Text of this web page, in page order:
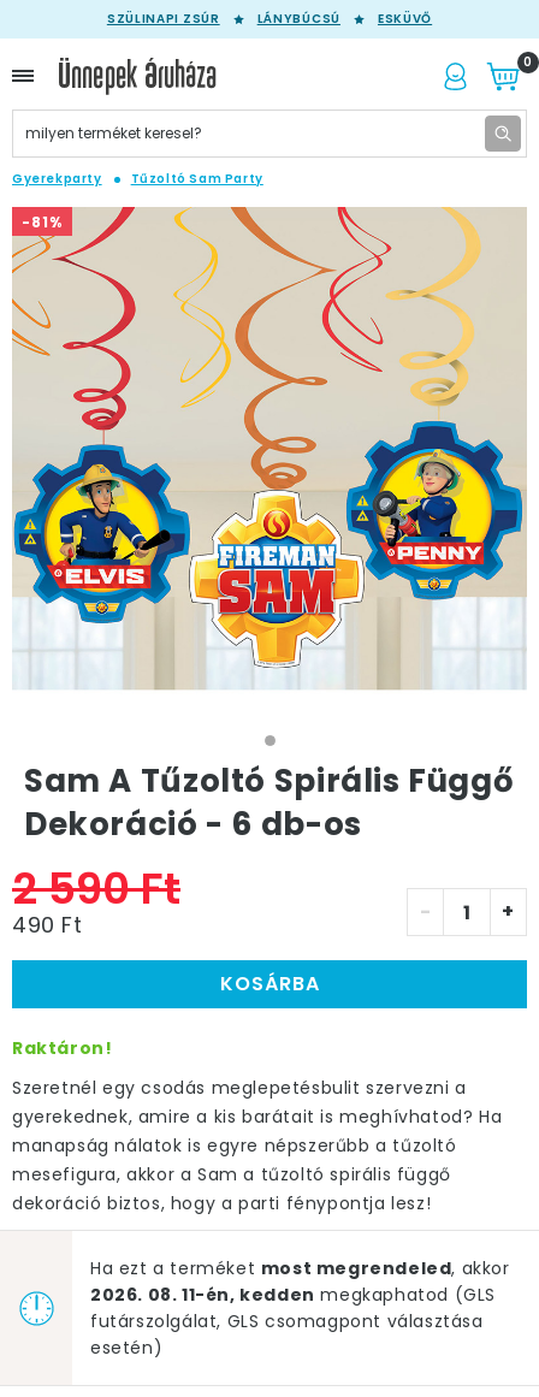
SZÜLINAPI ZSÚR LÁNYBÚCSÚ ESKÜVŐ
0
Gyerekparty Tűzoltó Sam Party
-81%
Sam A Tűzoltó Spirális Függő
Dekoráció - 6 db-os
2 590 Ft
490 Ft - +
KOSÁRBA
Raktáron!
Szeretnél egy csodás meglepetésbulit szervezni a
gyerekednek, amire a kis barátait is meghívhatod? Ha
manapság nálatok is egyre népszerűbb a tűzoltó
mesefigura, akkor a Sam a tűzoltó spirális függő
dekoráció biztos, hogy a parti fénypontja lesz!
Ha ezt a terméket most megrendeled, akkor
2026. 08. 11-én, kedden megkaphatod (GLS
futárszolgálat, GLS csomagpont választása
esetén)